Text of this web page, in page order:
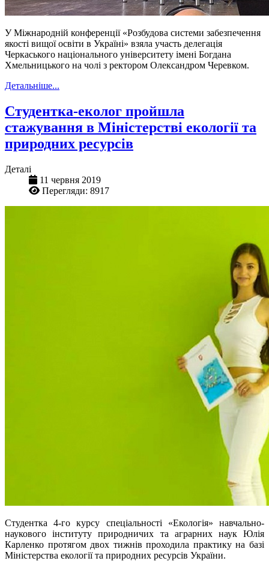
У Міжнародній конференції «Розбудова системи забезпечення
якості вищої освіти в Україні» взяла участь делегація
Черкаського національного університету імені Богдана
Хмельницького на чолі з ректором Олександром Черевком.
Детальніше...
Студентка-еколог пройшла
стажування в Міністерстві екології та
природних ресурсів
Деталі
11 червня 2019
Перегляди: 8917
Студентка 4-го курсу спеціальності «Екологія» навчально-
наукового інституту природничих та аграрних наук Юлія
Карленко протягом двох тижнів проходила практику на базі
Міністерства екології та природних ресурсів України.